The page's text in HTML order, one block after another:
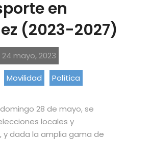
en
(2023-2027)
24 mayo, 2023
Movilidad Política
28 de mayo, se
locales y
y dada la amplia gama de